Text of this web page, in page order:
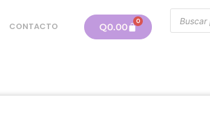
CONTACTO Q0.00
0
Carrito de